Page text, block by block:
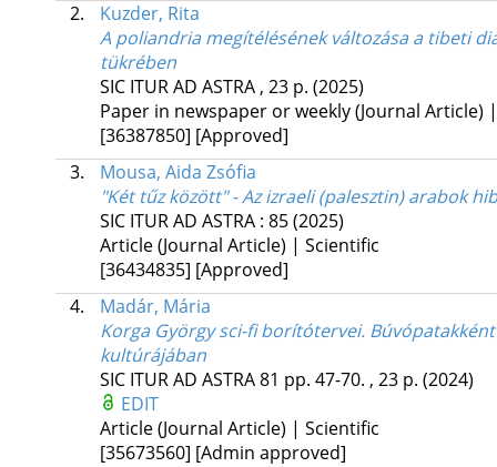
2.
Kuzder, Rita
A poliandria megítélésének változása a tibeti
tükrében
SIC ITUR AD ASTRA, 23 p. (2025)
Paper in newspaper or weekly (Journal Article)
[36387850] [Approved]
3.
Mousa, Aida Zsófia
"Két tűz között" - Az izraeli (palesztin) arabok
SIC ITUR AD ASTRA : 85(2025)
Article (Journal Article) | Scientific
[36434835] [Approved]
4.
Madár, Mária
Korga György sci-fi borítótervei.
kultúrájában
SIC ITUR AD ASTRA81 pp. 47-70. , 23 p. (2024)
EDIT
Article (Journal Article) | Scientific
[35673560] [Admin approved]